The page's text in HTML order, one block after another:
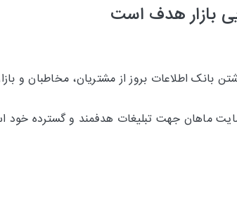
بازار هدف است
اطلاعات بروز از مشتریان، مخاطبان و
ماهان جهت تبلیغات هدفمند و گسترده خود